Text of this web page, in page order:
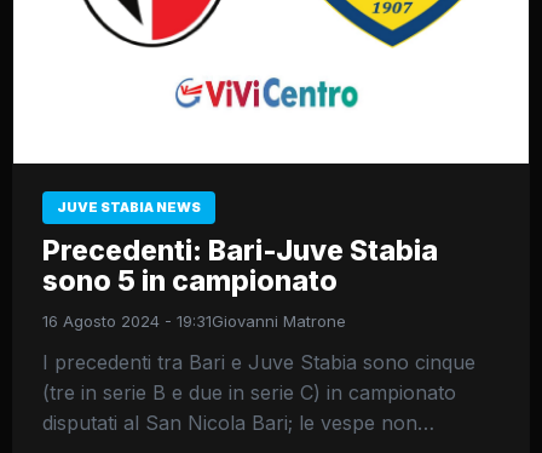
JUVE STABIA NEWS
Precedenti: Bari-Juve Stabia
sono 5 in campionato
16 Agosto 2024 - 19:31Giovanni Matrone
I precedenti tra Bari e Juve Stabia sono cinque
(tre in serie B e due in serie C) in campionato
disputati al San Nicola Bari; le vespe non…